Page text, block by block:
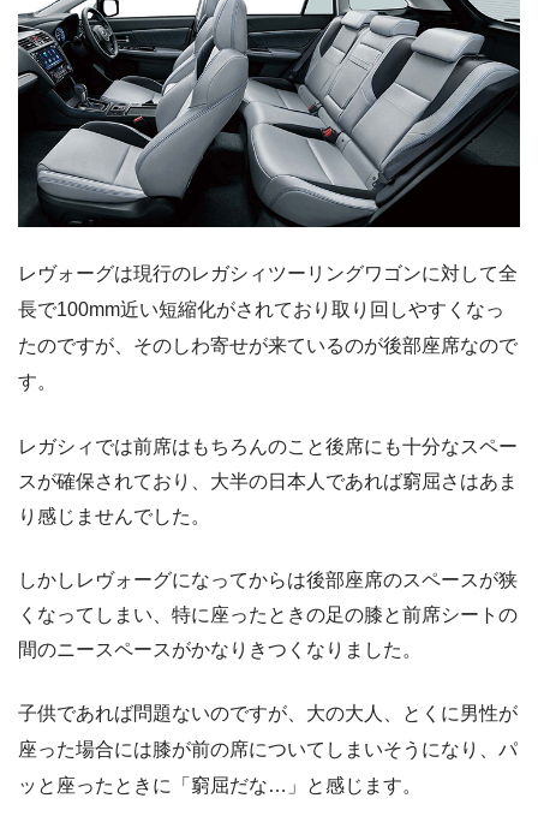
レヴォーグは現行のレガシィツーリングワゴンに対して全
長で100mm近い短縮化がされており取り回しやすくなっ
たのですが、そのしわ寄せが来ているのが後部座席なので
す。
レガシィでは前席はもちろんのこと後席にも十分なスペー
スが確保されており、大半の日本人であれば窮屈さはあま
り感じませんでした。
しかしレヴォーグになってからは後部座席のスペースが狭
くなってしまい、特に座ったときの足の膝と前席シートの
間のニースペースがかなりきつくなりました。
子供であれば問題ないのですが、大の大人、とくに男性が
座った場合には膝が前の席についてしまいそうになり、パ
ッと座ったときに「窮屈だな…」と感じます。